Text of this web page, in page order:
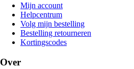
Mijn account
Helpcentrum
Volg mijn bestelling
Bestelling retourneren
Kortingscodes
Over